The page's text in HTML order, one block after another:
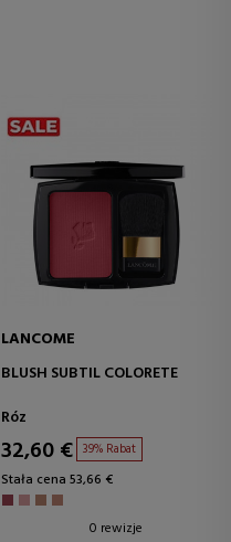
LANCOME
BLUSH SUBTIL COLORETE
Róz
32,60 € 39% Rabat
Stała cena 53,66 €
0 rewizje